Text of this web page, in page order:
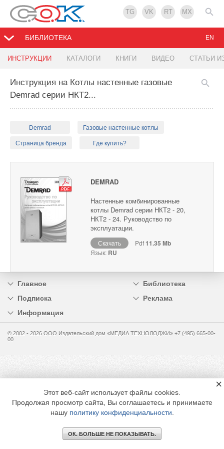
TG VK RT MX
БИБЛИОТЕКА
ИНСТРУКЦИИ КАТАЛОГИ КНИГИ ВИДЕО СТАТЬИ
EN
Инструкция на Котлы настенные газовые
Demrad серии НКТ2...
Demrad Газовые настенные котлы
Страница бренда Где купить?
DEMRAD
Настенные комбинированные
котлы Demrad серии НКТ2 - 20,
НКТ2 - 24. Руководство по
эксплуатации.
Скачать Pdf11.35 Mb
Язык: RU
Главное
Библиотека
Подписка
Реклама
Информация
© 2002 - 2026 OOO Издательский дом «МЕДИА ТЕХНОЛОДЖИ» +7 (495) 665-00-
00
Этот веб-сайт использует файлы cookies.
Продолжая просмотр сайта, Вы соглашаетесь и принимаете
нашу политику конфиденциальности
ОК. БОЛЬШЕ НЕ ПОКАЗЫВАТЬ.
×